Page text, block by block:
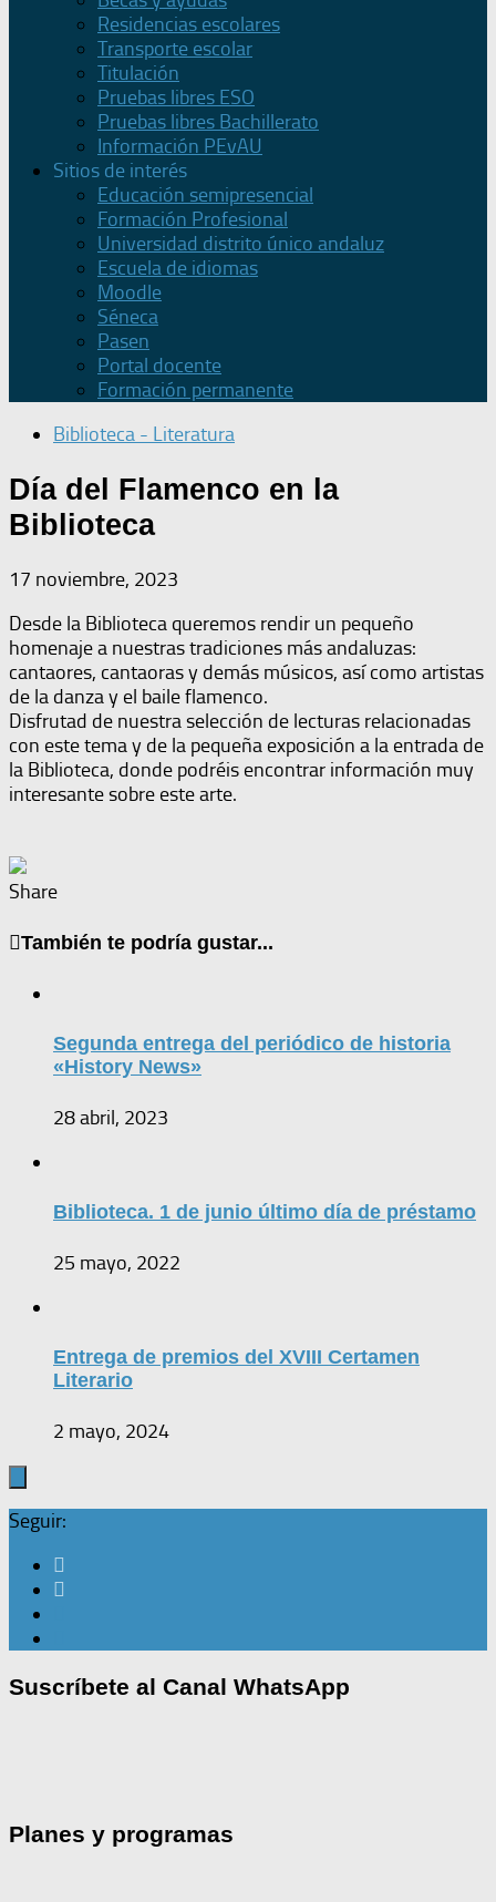
Residencias escolares
Transporte escolar
Titulación
Pruebas libres ESO
Pruebas libres Bachillerato
Información PEvAU
Sitios de interés
Educación semipresencial
Formación Profesional
Universidad distrito único andaluz
Escuela de idiomas
Moodle
Séneca
Pasen
Portal docente
Formación permanente
Biblioteca - Literatura
Día del Flamenco en la
Biblioteca
17 noviembre, 2023
Desde la Biblioteca queremos rendir un pequeño
homenaje a nuestras tradiciones más andaluzas:
cantaores, cantaoras y demás músicos, así como artistas
de la danza y el baile flamenco.
Disfrutad de nuestra selección de lecturas relacionadas
con este tema y de la pequeña exposición a la entrada de
la Biblioteca, donde podréis encontrar información muy
interesante sobre este arte.
Share
También te podría gustar...
Segunda entrega del periódico de historia
«History News»
28 abril, 2023
Biblioteca. 1 de junio último día de préstamo
25 mayo, 2022
Entrega de premios del XVIII Certamen
Literario
2 mayo, 2024
Seguir:
Suscríbete al Canal WhatsApp
Planes y programas